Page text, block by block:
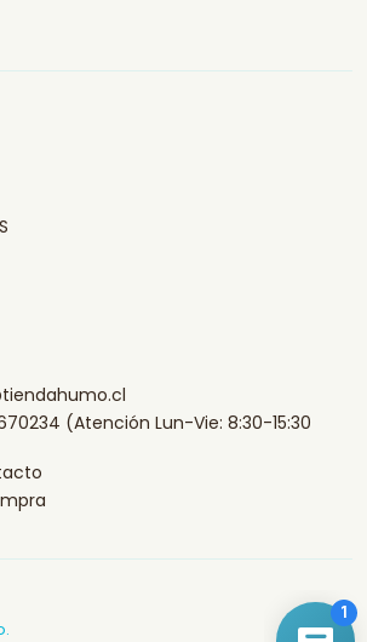
(Atención Lun-Vie: 8:30-15:30